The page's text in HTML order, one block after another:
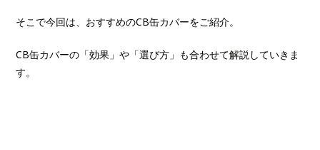
そこで今回は、おすすめのCB缶カバーをご紹介。
CB缶カバーの「効果」や「選び方」も合わせて解説していきま
す。